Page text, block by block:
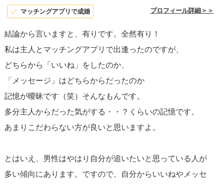
マッチングアプリで成婚 プロフィール詳細＞＞
結論から言いますと、有りです。全然有り！
私は主人とマッチングアプリで出逢ったのですが、
どちらから「いいね」をしたのか、
「メッセージ」はどちらからだったのか
記憶が曖昧です（笑）そんなもんです。
多分主人からだった気がする・・？くらいの記憶です。
あまりこだわらない方が良いと思いますよ。
とはいえ、男性はやはり自分が追いたいと思っている人が
多い傾向にあります。ですので、自分からいいねやメッセ